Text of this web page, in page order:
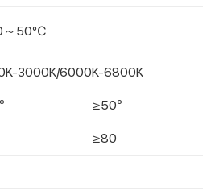
～50℃
3000K/6000K-6800K
≥50º
≥80